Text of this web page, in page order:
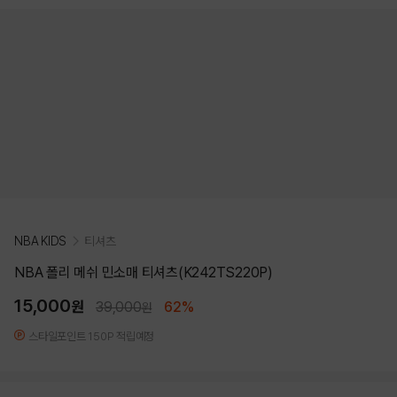
NBA KIDS 티셔츠
NBA 폴리 메쉬 민소매 티셔츠(K242TS220P)
15,000원 39,000원 62%
스타일포인트 150P 적립예정